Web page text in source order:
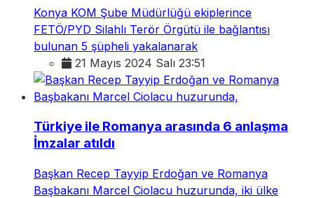
Konya KOM Şube Müdürlüğü ekiplerince
FETÖ/PYD Silahlı Terör Örgütü ile bağlantısı
bulunan 5 şüpheli yakalanarak
21 Mayıs 2024 Salı 23:51
Türkiye ile Romanya arasında 6 anlaşma
İmzalar atıldı
Başkan Recep Tayyip Erdoğan ve Romanya
Başbakanı Marcel Ciolacu huzurunda, iki ülke